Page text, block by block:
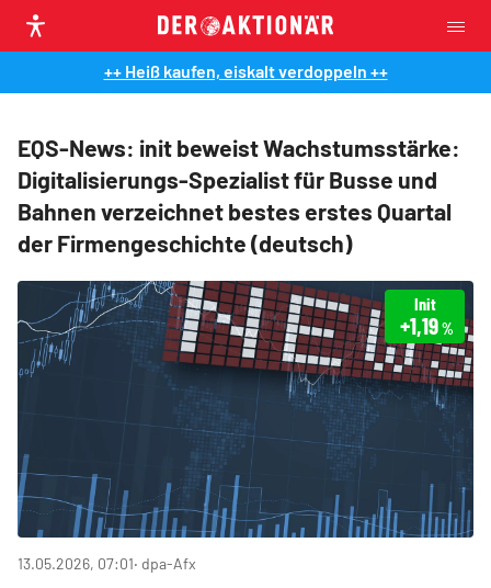
++ Heiß kaufen, eiskalt verdoppeln ++
EQS-News: init beweist Wachstumsstärke:
Digitalisierungs-Spezialist für Busse und
Bahnen verzeichnet bestes erstes Quartal
der Firmengeschichte (deutsch)
Init
+1,19%
13.05.2026, 07:01‧ dpa-Afx